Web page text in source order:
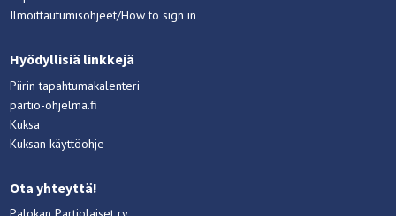
Ilmoittautumisohjeet/How to sign in
Hyödyllisiä linkkejä
Piirin tapahtumakalenteri
partio-ohjelma.fi
Kuksa
Kuksan käyttöohje
Ota yhteyttä!